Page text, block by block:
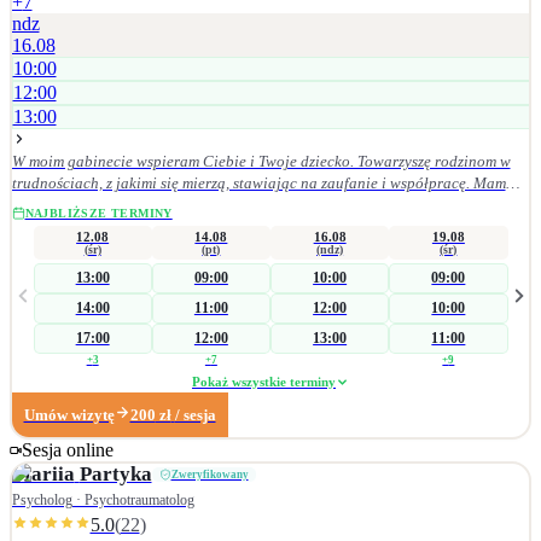
ndz
16.08
10:00
12:00
13:00
W moim gabinecie wspieram Ciebie i Twoje dziecko. Towarzyszę rodzinom w
trudnościach, z jakimi się mierzą, stawiając na zaufanie i współpracę. Mam
doświadczenie w pracy z różnorodnymi wyzwaniami rozwojowymi i
spektrum autyzmu, z ADHD, stanami lękowymi, depresją i zaburzeniami
zachowania. Pomagam dorosłym w radzeniu sobie z codziennymi wyzwaniami
i w lepszym zrozumieniu siebie. Wierzę, że każda rodzina ma potencjał do
budowania bliskich i bezpiecznych relacji. Moim celem jest stworzenie
przestrzeni, w której dzieci czują się wysłuchane, a rodzice zyskują pewność, że
nie są w swoich trudnościach sami.
NAJBLIŻSZE TERMINY
12.08
(śr)
13:00
14:00
17:00
+3
14.08
(pt)
09:00
11:00
12:00
+7
16.08
(ndz)
10:00
12:00
13:00
19.08
(śr)
09:00
10:00
11:00
+9
Pokaż wszystkie terminy
Umów wizytę 200 zł / sesja
Sesja online
Mariia Partyka Zweryfikowany
Psycholog · Psychotraumatolog
5.0(22)